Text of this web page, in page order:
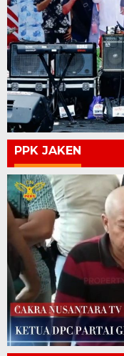
PPK JAKEN